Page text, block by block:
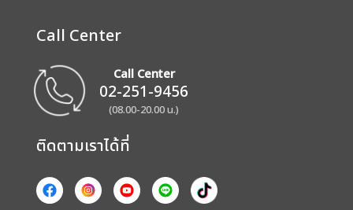
Call Center
Call Center
02-251-9456
(08.00-20.00 น.)
ติดตามเราได้ที่